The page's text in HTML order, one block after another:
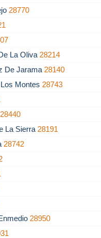
28770
La Oliva 28214
De Jarama 28140
Montes 28743
28440
La Sierra 28191
28742
28950